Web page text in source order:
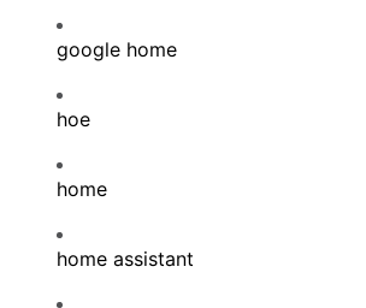
google home
hoe
home
home assistant